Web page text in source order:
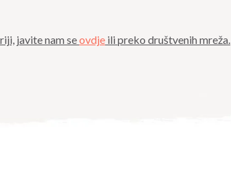
javite nam seovdje ili preko društvenih mreža.